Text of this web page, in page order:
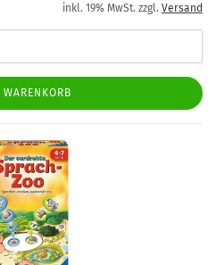
inkl. 19% MwSt. zzgl. Versand
WARENKORB